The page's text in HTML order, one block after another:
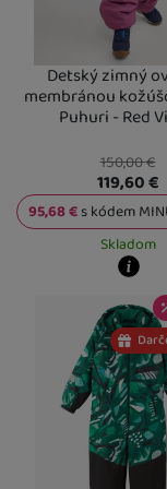
Detský zimný
membránou
Puhuri - Red
150,00€
119,60€
95,68€s kódem
Skladom
Kdy zboží dostanete?
skladem 4 ks:Osobný
U Vás doma12. 8.
5 a více ks:Osobný
U Vás doma18. 8.